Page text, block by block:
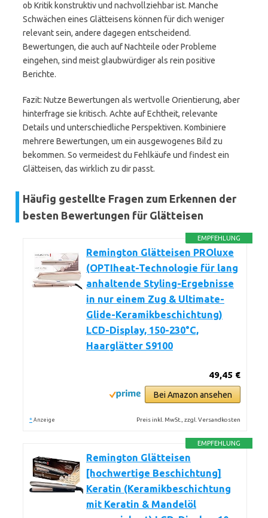
ob Kritik konstruktiv und nachvollziehbar ist. Manche
Schwächen eines Glätteisens können für dich weniger
relevant sein, andere dagegen entscheidend.
Bewertungen, die auch auf Nachteile oder Probleme
eingehen, sind meist glaubwürdiger als rein positive
Berichte.
Fazit: Nutze Bewertungen als wertvolle Orientierung, aber
hinterfrage sie kritisch. Achte auf Echtheit, relevante
Details und unterschiedliche Perspektiven. Kombiniere
mehrere Bewertungen, um ein ausgewogenes Bild zu
bekommen. So vermeidest du Fehlkäufe und findest ein
Glätteisen, das wirklich zu dir passt.
Häufig gestellte Fragen zum Erkennen der
besten Bewertungen für Glätteisen
EMPFEHLUNG
Remington Glätteisen PROluxe
(OPTIheat-Technologie für lang
anhaltende Styling-Ergebnisse
in nur einem Zug & Ultimate-
Glide-Keramikbeschichtung)
LCD-Display, 150-230°C,
Haarglätter S9100
49,45 €
Bei Amazon ansehen
* Anzeige Preis inkl. MwSt., zzgl. Versandkosten
EMPFEHLUNG
Remington Glätteisen
[hochwertige Beschichtung]
Keratin (Keramikbeschichtung
mit Keratin & Mandelöl